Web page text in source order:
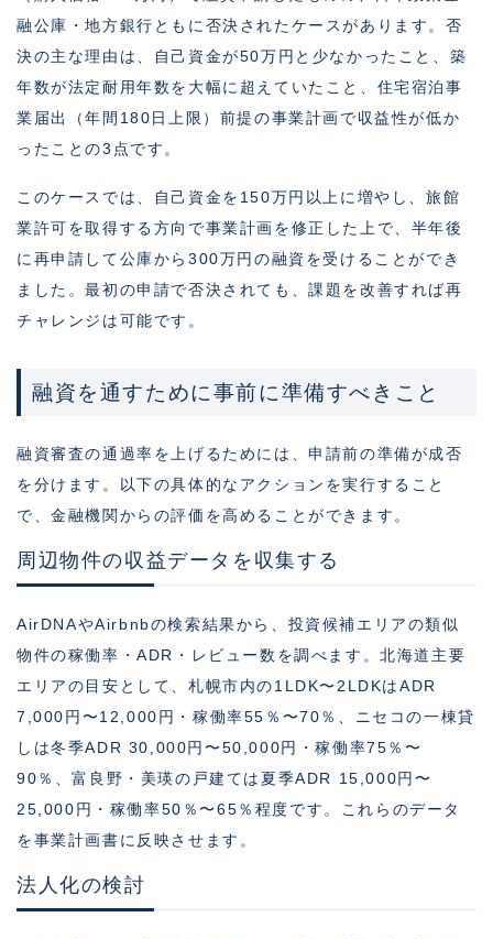
融公庫・地方銀行ともに否決されたケースがあります。否
決の主な理由は、自己資金が50万円と少なかったこと、築
年数が法定耐用年数を大幅に超えていたこと、住宅宿泊事
業届出（年間180日上限）前提の事業計画で収益性が低か
ったことの3点です。
このケースでは、自己資金を150万円以上に増やし、旅館
業許可を取得する方向で事業計画を修正した上で、半年後
に再申請して公庫から300万円の融資を受けることができ
ました。最初の申請で否決されても、課題を改善すれば再
チャレンジは可能です。
融資を通すために事前に準備すべきこと
融資審査の通過率を上げるためには、申請前の準備が成否
を分けます。以下の具体的なアクションを実行すること
で、金融機関からの評価を高めることができます。
周辺物件の収益データを収集する
AirDNAやAirbnbの検索結果から、投資候補エリアの類似
物件の稼働率・ADR・レビュー数を調べます。北海道主要
エリアの目安として、札幌市内の1LDK〜2LDKはADR
7,000円〜12,000円・稼働率55％〜70％、ニセコの一棟貸
しは冬季ADR 30,000円〜50,000円・稼働率75％〜
90％、富良野・美瑛の戸建ては夏季ADR 15,000円〜
25,000円・稼働率50％〜65％程度です。これらのデータ
を事業計画書に反映させます。
法人化の検討